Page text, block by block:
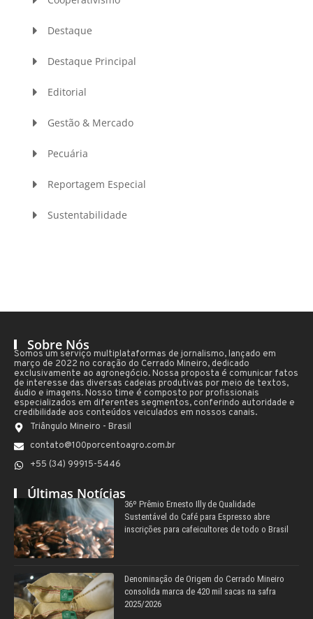
Destaque
Destaque Principal
Editorial
Gestão & Mercado
Pecuária
Reportagem Especial
Sustentabilidade
Sobre Nós
Somos um serviço multiplataformas de jornalismo, lançado em
março de 2022 no coração do Cerrado Mineiro, dedicado
exclusivamente ao agronegócio. Nossa proposta é comunicar fatos
de interesse das diversas cadeias produtivas por meio de textos,
áudio e imagens. Nosso time é composto por profissionais
especializados em diferentes segmentos, conferindo autoridade e
credibilidade aos conteúdos veiculados em nossos canais.
Triângulo Mineiro - Brasil
contato@100porcentoagro.com.br
+55 (34) 99915-5446
Últimas Notícias
36º Prêmio Ernesto Illy de Qualidade
Sustentável do Café para Espresso abre
inscrições para cafeicultores de todo o Brasil
Denominação de Origem do Cerrado Mineiro
consolida marca de 420 mil sacas na safra
2025/2026